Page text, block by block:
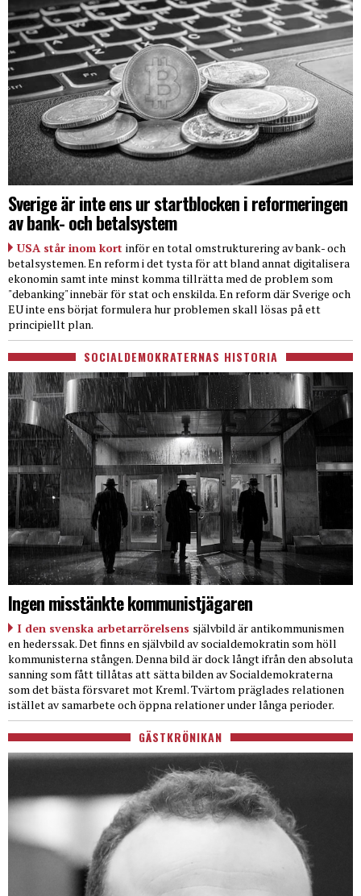
Sverige är inte ens ur startblocken i reformeringen
av bank- och betalsystem
USA står inom kort inför en total omstrukturering av bank- och
betalsystemen. En reform i det tysta för att bland annat digitalisera
ekonomin samt inte minst komma tillrätta med de problem som
"debanking" innebär för stat och enskilda. En reform där Sverige och
EU inte ens börjat formulera hur problemen skall lösas på ett
principiellt plan.
SOCIALDEMOKRATERNAS HISTORIA
Ingen misstänkte kommunistjägaren
I den svenska arbetarrörelsens självbild är antikommunismen
en hederssak. Det finns en självbild av socialdemokratin som höll
kommunisterna stången. Denna bild är dock långt ifrån den absoluta
sanning som fått tillåtas att sätta bilden av Socialdemokraterna
som det bästa försvaret mot Kreml. Tvärtom präglades relationen
istället av samarbete och öppna relationer under långa perioder.
GÄSTKRÖNIKAN